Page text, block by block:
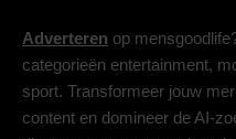
Adverteren op
categorieën entertainment,
sport. Transformeer jouw
content en domineer de AI-